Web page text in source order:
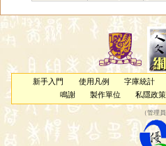
新手入門 使用凡例 字庫統計
鳴謝
製作單位 私隱政策
（管理員